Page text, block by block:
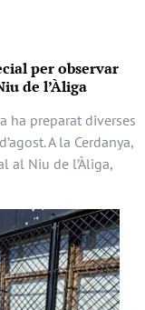
per observar
de l’Àliga
ha preparat diverses
A la Cerdanya,
al Niu de l’Àliga,